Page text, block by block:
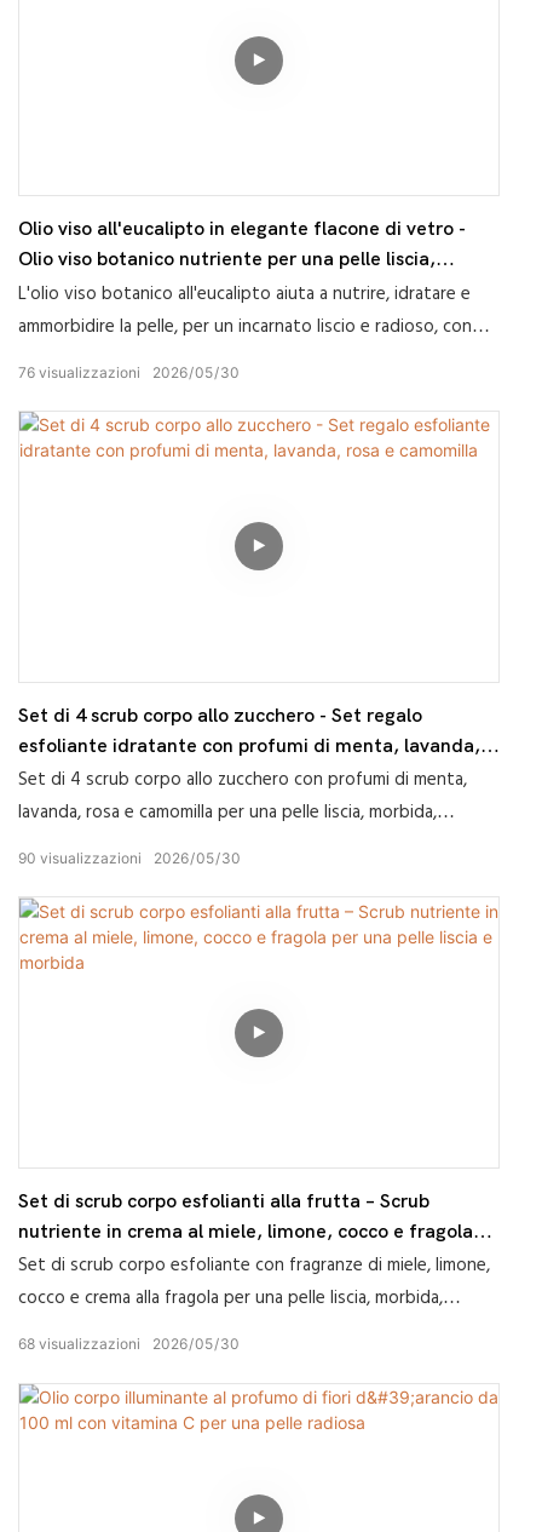
Olio viso all'eucalipto in elegante flacone di vetro -
Olio viso botanico nutriente per una pelle liscia,
morbida e idratata.
L'olio viso botanico all'eucalipto aiuta a nutrire, idratare e
ammorbidire la pelle, per un incarnato liscio e radioso, con
2026 05 30
76 visualizzazioni
Set di 4 scrub corpo allo zucchero - Set regalo
esfoliante idratante con profumi di menta, lavanda,
rosa e camomilla
Set di 4 scrub corpo allo zucchero con profumi di menta,
lavanda, rosa e camomilla per una pelle liscia, morbida,
idratata e rinfrescata.
2026 05 30
90 visualizzazioni
Set di scrub corpo esfolianti alla frutta – Scrub
nutriente in crema al miele, limone, cocco e fragola
per una pelle liscia e morbida
Set di scrub corpo esfoliante con fragranze di miele, limone,
cocco e crema alla fragola per una pelle liscia, morbida,
rinfrescata e luminosa.
2026 05 30
68 visualizzazioni